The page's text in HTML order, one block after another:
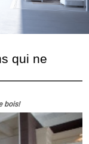
qui ne
bois!